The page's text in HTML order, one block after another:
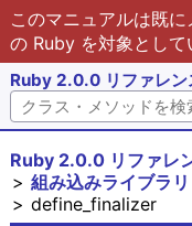
このマニュアルは既
の Ruby を対象として
Ruby 2.0.0 リファレン
Ruby 2.0.0 リファレ
組み込みライブラリ
define_finalizer